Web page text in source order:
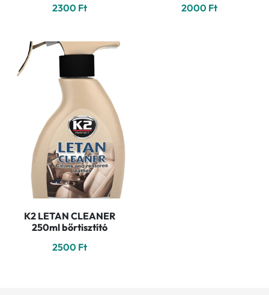
2300 Ft
2000 Ft
K2 LETAN CLEANER
250ml bőrtisztító
2500 Ft